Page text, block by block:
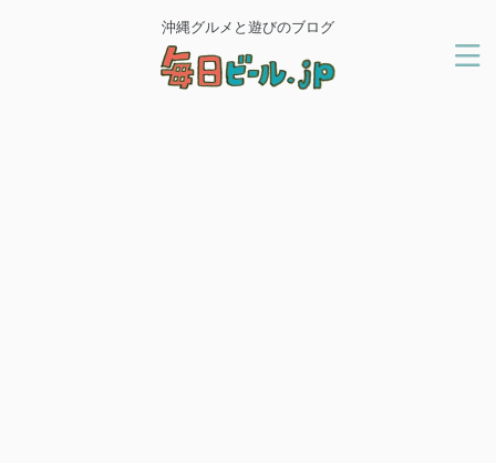
沖縄グルメと遊びのブログ